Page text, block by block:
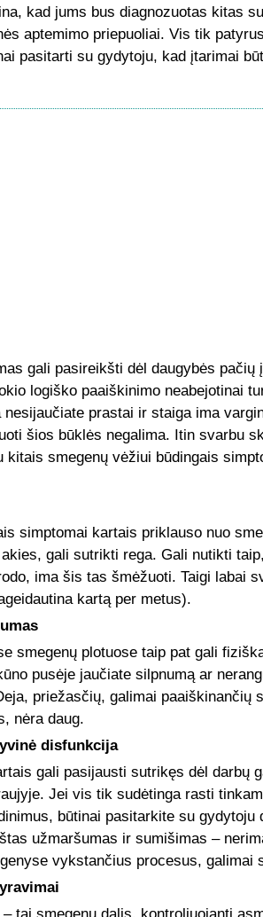
kad jums bus diagnozuotas kitas
aptemimo priepuoliai. Vis tik
pasitarti su gydytoju, kad įtarimai
gali pasireikšti dėl daugybės
logiško paaiškinimo neabejotinai
nesijaučiate prastai ir staiga ima
šios būklės negalima. Itin svarbu
kitais smegenų vėžiui būdingais
simptomai kartais priklauso nuo
gali sutrikti rega. Gali nutikti
ima šis tas šmėžuoti. Taigi labai
kartą per metus).
smegenų plotuose taip pat gali
pusėje jaučiate silpnumą ar
priežasčių, galimai paaiškinančių
nėra daug.
disfunkcija
gali pasijausti sutrikęs dėl darbų
Jei vis tik sudėtinga rasti
būtinai pasitarkite su
užmaršumas ir sumišimas –
vykstančius procesus, galimai